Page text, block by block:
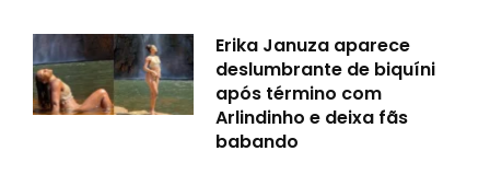
Erika Januza aparece
deslumbrante de biquíni
após término com
Arlindinho e deixa fãs
babando